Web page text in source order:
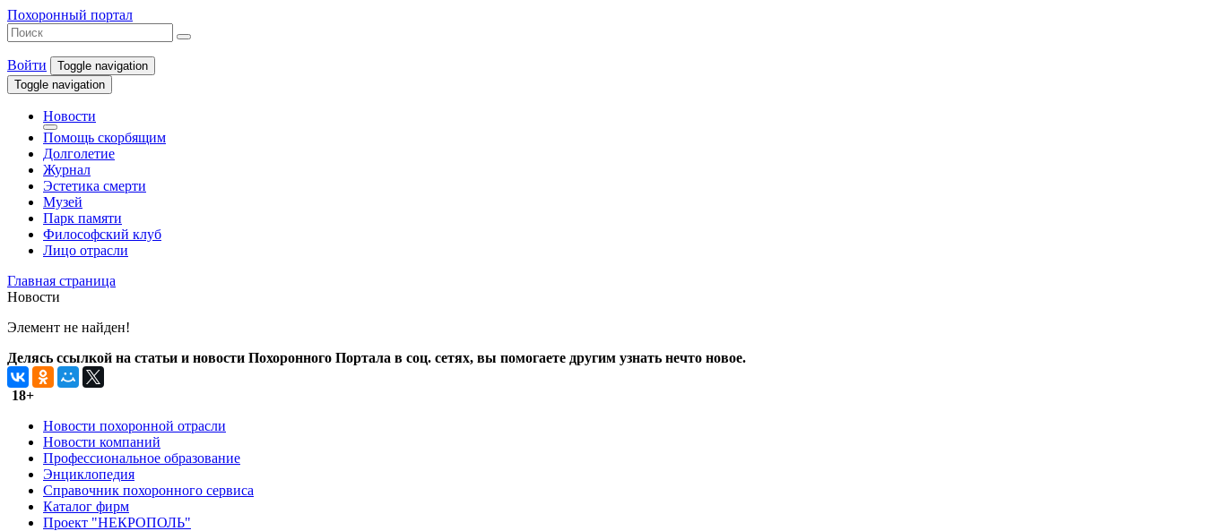
Похоронный портал
Войти
Toggle navigation
Toggle navigation
Новости
Помощь скорбящим
Долголетие
Журнал
Эстетика смерти
Музей
Парк памяти
Философский клуб
Лицо отрасли
Главная страница
Новости
Элемент не найден!
Делясь ссылкой на статьи и новости Похоронного Портала в соц. сетях, вы помогаете другим узнать нечто новое.
18+
Новости похоронной отрасли
Новости компаний
Профессиональное образование
Энциклопедия
Справочник похоронного сервиса
Каталог фирм
Проект "НЕКРОПОЛЬ"